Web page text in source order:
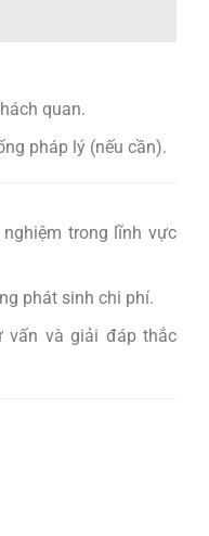
quan.
pháp lý (nếu cần).
trong lĩnh vực
phát sinh chi phí.
vấn và giải đáp thắc